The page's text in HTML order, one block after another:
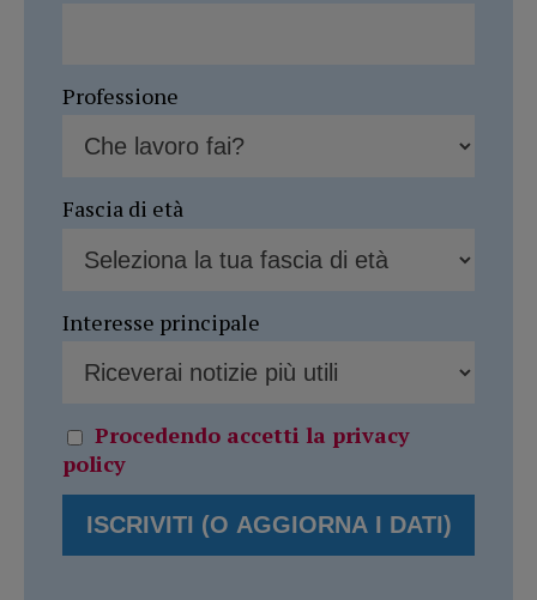
Professione
Fascia di età
Interesse principale
Procedendo accetti la privacy
policy